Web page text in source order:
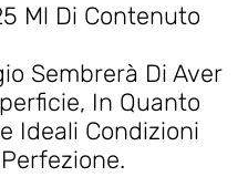
Ml Di Contenuto
Sembrerà Di Aver
In Quanto
Ideali Condizioni